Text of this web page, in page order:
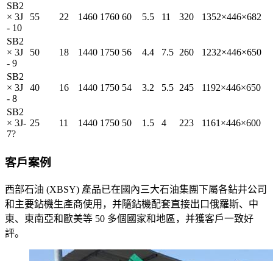
SB2
× 3J
- 10
55 22 1460 1760 60 5.5 11 320 1352×446×682
SB2
× 3J
- 9
50 18 1440 1750 56 4.4 7.5 260 1232×446×650
SB2
× 3J
- 8
40 16 1440 1750 54 3.2 5.5 245 1192×446×650
SB2
× 3J-
7?
25 11 1440 1750 50 1.5 4 223 1161×446×600
客戶案例
西部石油 (XBSY) 產品已在國內三大石油集團下屬各鉆井公司
和主要鉆機生產商使用，并隨鉆機配套直接出口俄羅斯、中
東、東南亞和歐美等 50 多個國家和地區，并獲客戶一致好
評。